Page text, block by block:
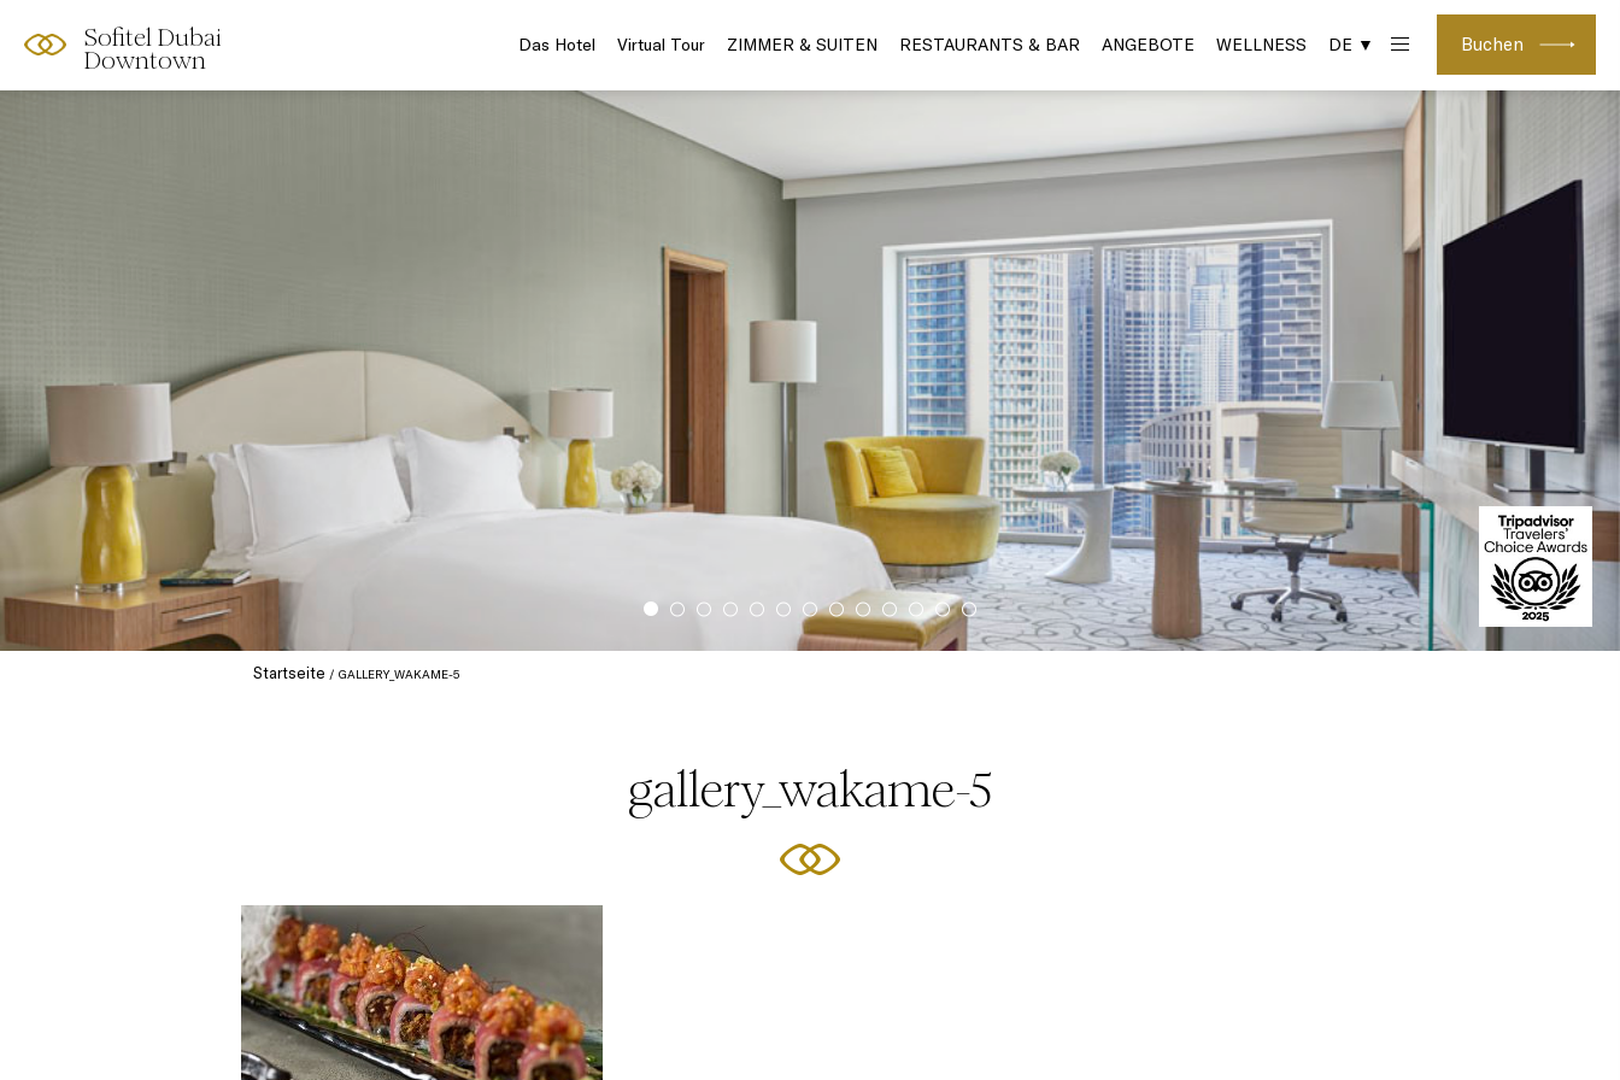
Sofitel Dubai
Downtown
Buchen
Das Hotel Virtual Tour ZIMMER & SUITEN RESTAURANTS & BAR ANGEBOTE WELLNESS DE ▼
Startseite GALLERY_WAKAME-5
gallery_wakame-5